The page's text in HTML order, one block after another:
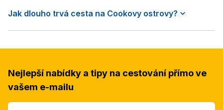
Jak dlouho trvá cesta na Cookovy ostrovy?
Nejlepší nabídky a tipy na cestování přímo ve
vašem e-mailu